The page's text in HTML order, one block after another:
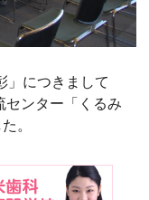
」につきまして
センター「くるみ
。